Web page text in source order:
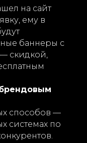
на сайт
ему в
баннеры с
скидкой,
способов —
системах по